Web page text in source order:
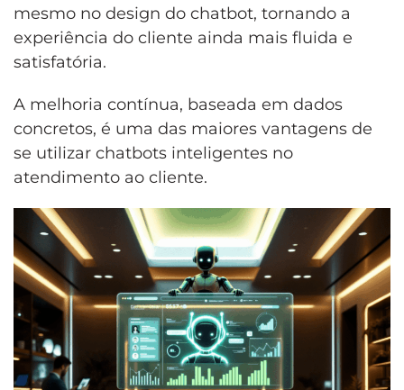
mesmo no design do chatbot, tornando a
experiência do cliente ainda mais fluida e
satisfatória.
A melhoria contínua, baseada em dados
concretos, é uma das maiores vantagens de
se utilizar chatbots inteligentes no
atendimento ao cliente.